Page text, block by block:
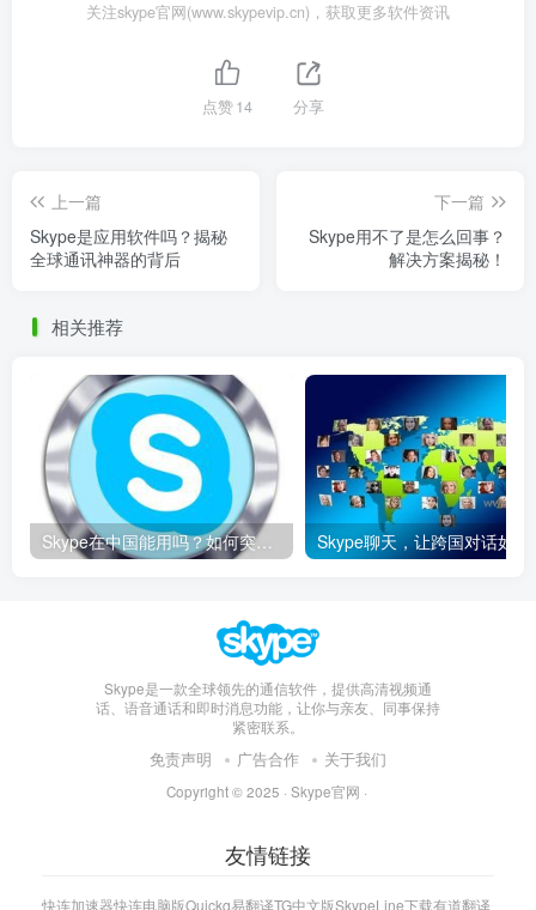
关注skype官网(www.skypevip.cn)，获取更多软件资讯
点赞14 分享
上一篇
Skype是应用软件吗？揭秘
全球通讯神器的背后
下一篇
Skype用不了是怎么回事？
解决方案揭秘！
相关推荐
Skype在中国能用吗？如何突破限制畅享全球通话
Skype是一款全球领先的通信软件，提供高清视频通
话、语音通话和即时消息功能，让你与亲友、同事保持
紧密联系。
免责声明 广告合作 关于我们
Copyright © 2025 · Skype官网 ·
友情链接
快连加速器快连电脑版Quickq易翻译TG中文版SkypeLine下载有道翻译